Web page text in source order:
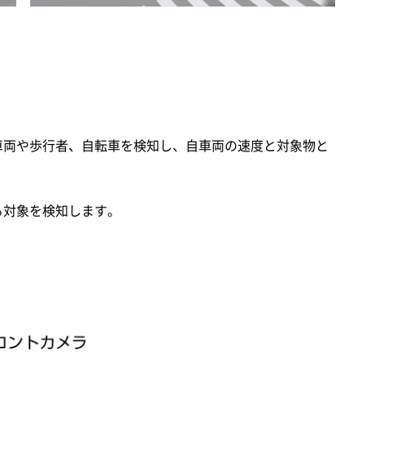
や歩行者、自転車を検知し、自車両の速度と対象物と
象を検知します。